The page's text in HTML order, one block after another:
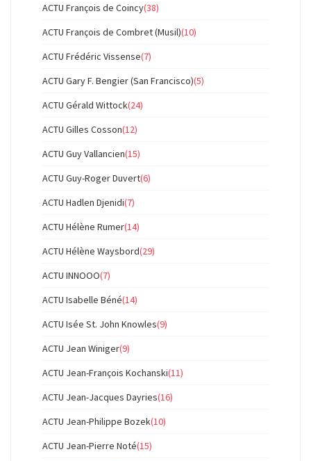
ACTU François de Coincy(38)
ACTU François de Combret (Musil)(10)
ACTU Frédéric Vissense(7)
ACTU Gary F. Bengier (San Francisco)(5)
ACTU Gérald Wittock(24)
ACTU Gilles Cosson(12)
ACTU Guy Vallancien(15)
ACTU Guy-Roger Duvert(6)
ACTU Hadlen Djenidi(7)
ACTU Hélène Rumer(14)
ACTU Hélène Waysbord(29)
ACTU INNOOO(7)
ACTU Isabelle Béné(14)
ACTU Isée St. John Knowles(9)
ACTU Jean Winiger(9)
ACTU Jean-François Kochanski(11)
ACTU Jean-Jacques Dayries(16)
ACTU Jean-Philippe Bozek(10)
ACTU Jean-Pierre Noté(15)